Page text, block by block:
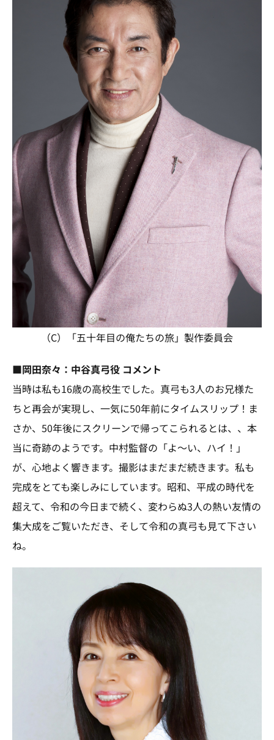
（C）「五十年目の俺たちの旅」製作委員会
■岡田奈々：中谷真弓役 コメント
当時は私も16歳の高校生でした。真弓も3人のお兄様た
ちと再会が実現し、一気に50年前にタイムスリップ！ま
さか、50年後にスクリーンで帰ってこられるとは、、本
当に奇跡のようです。中村監督の「よ～い、ハイ！」
が、心地よく響きます。撮影はまだまだ続きます。私も
完成をとても楽しみにしています。昭和、平成の時代を
超えて、令和の今日まで続く、変わらぬ3人の熱い友情の
集大成をご覧いただき、そして令和の真弓も見て下さい
ね。